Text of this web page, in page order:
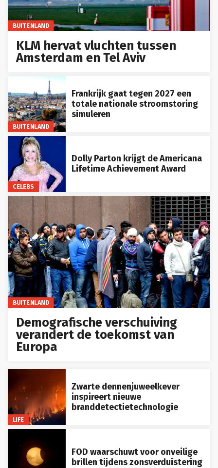
BUITENLAND
KLM hervat vluchten tussen
Amsterdam en Tel Aviv
BUITENLAND
Frankrijk gaat tegen 2027 een
totale nationale stroomstoring
simuleren
CELEBS
Dolly Parton krijgt de Americana
Lifetime Achievement Award
BUITENLAND
Demografische verschuiving
verandert de toekomst van
Europa
LIFE
Zwarte dennenjuweelkever
inspireert nieuwe
branddetectietechnologie
FOD waarschuwt voor onveilige
brillen tijdens zonsverduistering